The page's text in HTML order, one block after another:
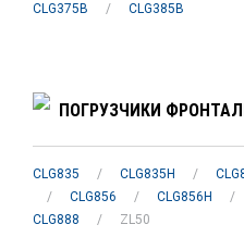
CLG375B
/ CLG385B
ПОГРУЗЧИКИ
CLG835 / CLG835H /
/
CLG856 / CLG856H /
CLG888
/ ZL50